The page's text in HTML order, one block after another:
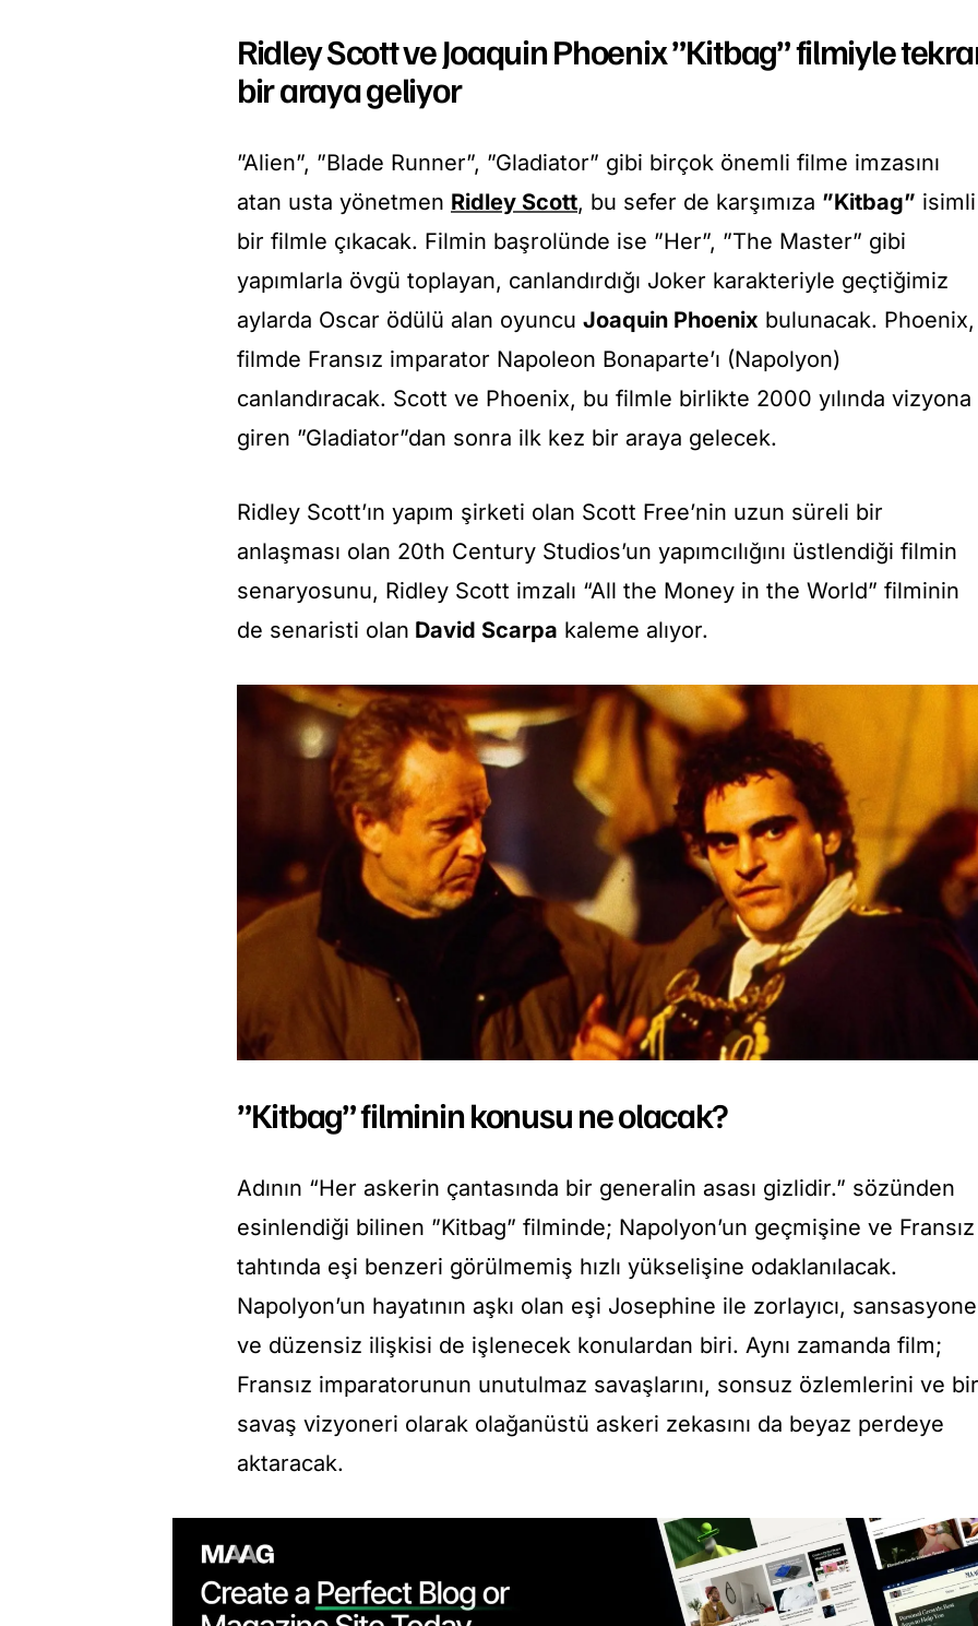
Ridley Scott ve Joaquin Phoenix ”Kitbag” filmiyle
bir araya geliyor
”Alien”, ”Blade Runner”, ”Gladiator” gibi birçok önemli filme imzasını
atan usta yönetmen Ridley Scott, bu sefer de karşımıza ”Kitbag” isimli
bir filmle çıkacak. Filmin başrolünde ise ”Her”, ”The Master” gibi
yapımlarla övgü toplayan, canlandırdığı Joker karakteriyle geçtiğimiz
aylarda Oscar ödülü alan oyuncu Joaquin Phoenix bulunacak. Phoenix,
filmde Fransız imparator Napoleon Bonaparte’ı (Napolyon)
canlandıracak. Scott ve Phoenix, bu filmle birlikte 2000 yılında vizyona
giren ”Gladiator”dan sonra ilk kez bir araya gelecek.
Ridley Scott’ın yapım şirketi olan Scott Free’nin uzun süreli bir
anlaşması olan 20th Century Studios’un yapımcılığını üstlendiği filmin
senaryosunu, Ridley Scott imzalı “All the Money in the World” filminin
de senaristi olan David Scarpa kaleme alıyor.
”Kitbag” filminin konusu ne olacak?
Adının “Her askerin çantasında bir generalin asası gizlidir.” sözünden
esinlendiği bilinen ”Kitbag” filminde; Napolyon’un geçmişine ve Fransız
tahtında eşi benzeri görülmemiş hızlı yükselişine odaklanılacak.
Napolyon’un hayatının aşkı olan eşi Josephine ile zorlayıcı,
ve düzensiz ilişkisi de işlenecek konulardan biri. Aynı zamanda film;
Fransız imparatorunun unutulmaz savaşlarını, sonsuz özlemlerini ve bir
savaş vizyoneri olarak olağanüstü askeri zekasını da beyaz perdeye
aktaracak.